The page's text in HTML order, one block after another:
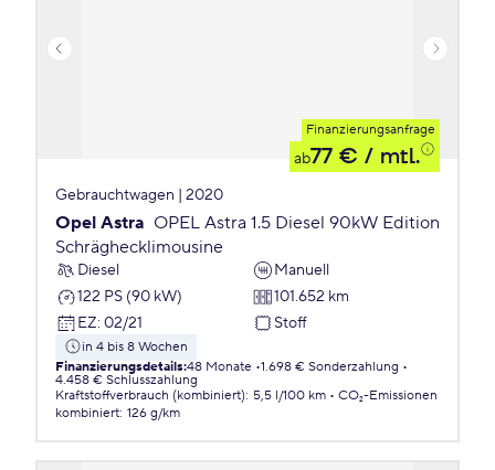
Finanzierungsanfrage
ab77 € / mtl.
Gebrauchtwagen | 2020
Opel Astra OPEL Astra 1.5 Diesel 90kW Edition
Schräghecklimousine
Diesel
Manuell
122 PS (90 kW)
101.652 km
EZ: 02/21 Stoff
in 4 bis 8 Wochen
Finanzierungsdetails:48 Monate 1.698 € Sonderzahlung
4.458 € Schlusszahlung
Kraftstoffverbrauch (kombiniert): 5,5 l/100 km
CO₂-Emissionen
kombiniert: 126 g/km